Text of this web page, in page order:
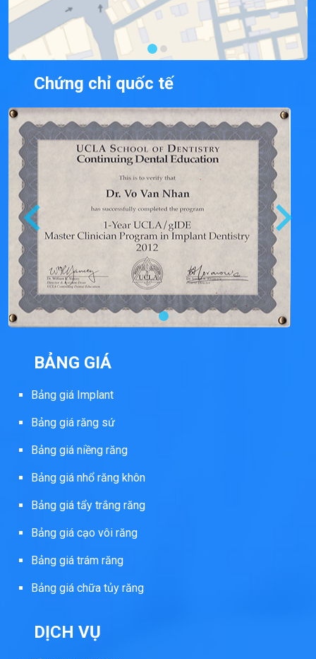
Chứng chỉ quốc tế
BẢNG GIÁ
Bảng giá Implant
Bảng giá răng sứ
Bảng giá niềng răng
Bảng giá nhổ răng khôn
Bảng giá tẩy trắng răng
Bảng giá cạo vôi răng
Bảng giá trám răng
Bảng giá chữa tủy răng
DỊCH VỤ